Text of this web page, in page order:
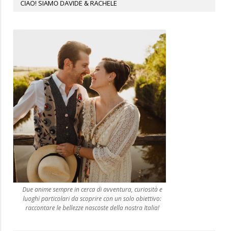
CIAO! SIAMO DAVIDE & RACHELE
Due anime sempre in cerca di avventura, curiosità e
luoghi particolari da scoprire con un solo obiettivo:
raccontare le bellezze nascoste della nostra Italia!